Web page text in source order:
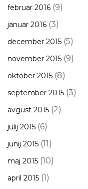
februar 2016 (9)
januar 2016 (3)
december 2015 (5)
november 2015 (9)
oktober 2015 (8)
september 2015 (3)
avgust 2015 (2)
julij 2015 (6)
junij 2015 (11)
maj 2015 (10)
april 2015 (1)